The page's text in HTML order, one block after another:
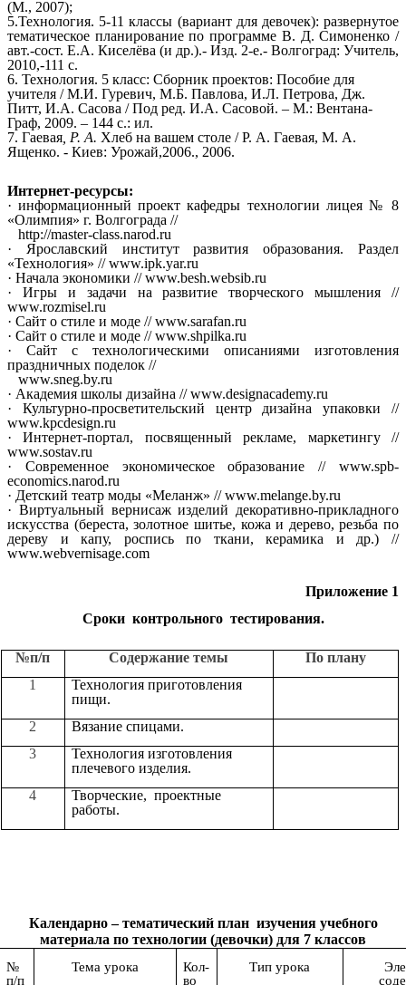
(М., 2007);
5.Технология. 5-11 классы (вариант для девочек): развернутое
тематическое планирование по программе В. Д. Симоненко /
авт.-сост. Е.А. Киселёва (и др.).- Изд. 2-е.- Волгоград: Учитель,
2010,-111 с.
6. Технология. 5 класс: Сборник проектов: Пособие для
учителя / М.И. Гуревич, М.Б. Павлова, И.Л. Петрова, Дж.
Питт, И.А. Сасова / Под ред. И.А. Сасовой. – М.: Вентана-
Граф, 2009. – 144 с.: ил.
7. Гаевая , Р. А. Хлеб на вашем столе / Р. А. Гаевая, М. А.
Ященко. - Киев: Урожай,2006., 2006.
Интернет-ресурсы:
· информационный проект кафедры технологии лицея № 8
«Олимпия» г. Волгограда //
http://master-class.narod.ru
· Ярославский институт развития образования. Раздел
«Технология» // www.ipk.yar.ru
· Начала экономики // www.besh.websib.ru
· Игры и задачи на развитие творческого мышления //
www.rozmisel.ru
· Сайт о стиле и моде // www.sarafan.ru
· Сайт о стиле и моде // www.shpilka.ru
· Сайт с технологическими описаниями изготовления
праздничных поделок //
www.sneg.by.ru
· Академия школы дизайна // www.designacademy.ru
· Культурно-просветительский центр дизайна упаковки //
www.kpcdesign.ru
· Интернет-портал, посвященный рекламе, маркетингу //
www.sostav.ru
· Современное экономическое образование // www.spb-
economics.narod.ru
· Детский театр моды «Меланж» // www.melange.by.ru
· Виртуальный вернисаж изделий декоративно-прикладного
искусства (береста, золотное шитье, кожа и дерево, резьба по
дереву и капу, роспись по ткани, керамика и др.) //
www.webvernisage.com
Приложение 1
Сроки контрольного тестирования.
№п/п Содержание темы
По плану
1
Технология приготовления
пищи.
2
Вязание спицами.
3
Технология изготовления
плечевого изделия.
4
Творческие, проектные
работы.
Календарно – тематический план изучения учебного
материала по технологии (девочки) для 7 классов
№
п/п
Тема урока
Кол-
во
Тип урока